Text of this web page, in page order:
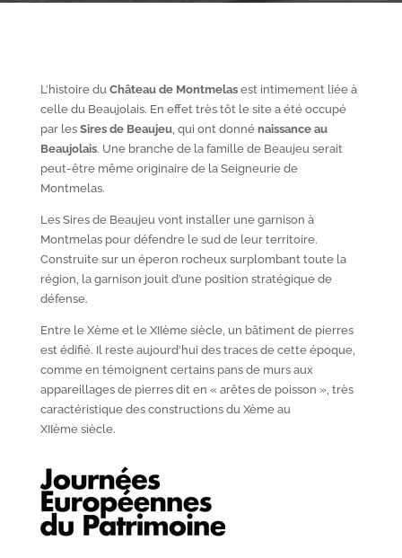
L’histoire duChâteau de Montmelasest intimement liée à
celle du Beaujolais. En effet très tôt le site a été occupé
par les Sires de Beaujeu, qui ont donné naissance au
Beaujolais. Une branche de la famille de Beaujeu serait
peut-être même originaire de la Seigneurie de
Montmelas.
Les Sires de Beaujeu vont installer une garnison à
Montmelas pour défendre le sud de leur territoire.
Construite sur un éperon rocheux surplombant toute la
région, la garnison jouit d’une position stratégique de
défense.
Entre le Xèmeet le XIIèmesiècle, un bâtiment de pierres
est édifié. Il reste aujourd’hui des traces de cette époque,
comme en témoignent certains pans de murs aux
appareillages de pierres dit en « arêtes de poisson », très
caractéristique des constructions du Xèmeau
XIIèmesiècle.